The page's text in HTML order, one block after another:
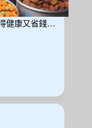
健康又省錢…